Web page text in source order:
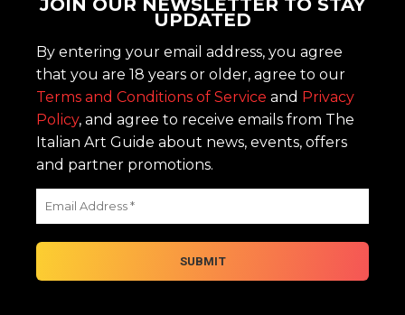
JOIN OUR NEWSLETTER TO STAY
UPDATED
By entering your email address, you agree
that you are 18 years or older, agree to our
Terms and Conditions of Service and Privacy
Policy, and agree to receive emails from The
Italian Art Guide about news, events, offers
and partner promotions.